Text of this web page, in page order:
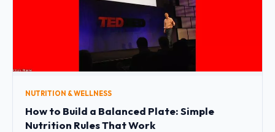
NUTRITION & WELLNESS
How to Build a Balanced Plate: Simple
Nutrition Rules That Work